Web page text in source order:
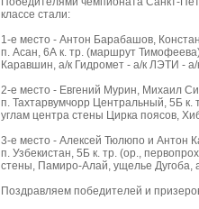
классе стали:
1-е место - Антон Барабашов,
п. Асан, 6А к. тр. (маршрут
Каравшин, а/к Гидромет - а/к ЛЭТИ - а/
2-е место - Евгений Мурин, Михаил
п. Тахтарвумчорр Центральный, 5Б
углам центра стены Цирка поясов,
3-е место - Алексей Тюлюпо и Антон
п. Узбекистан, 5Б к. тр. (ор.,
стены, Памиро-Алай, ущелье Дугоба,
Поздравляем победителей и